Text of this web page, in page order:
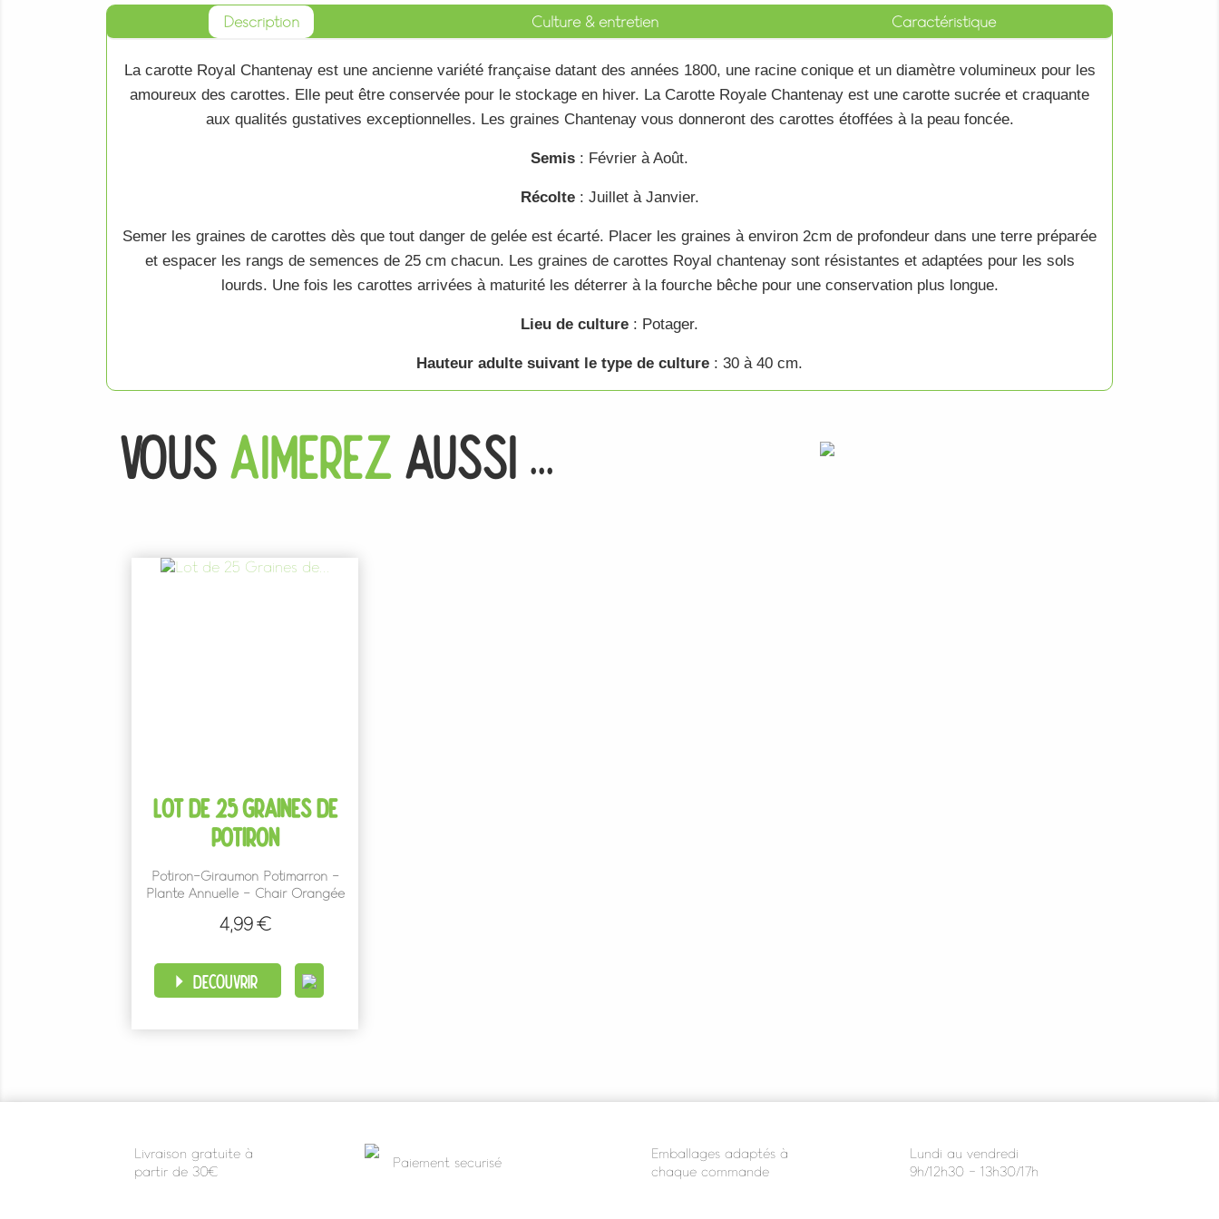
Description Culture & entretien Caractéristique
La carotte Royal Chantenayest une ancienne variétéfrançaise datant des années 1800, une racine conique et un diamètre volumineux pour les
amoureux des carottes. Elle peut être conservée pour le stockage en hiver. La Carotte Royale Chantenay est une carotte sucrée et craquante
aux qualités gustatives exceptionnelles. Les graines Chantenayvous donneront des carottes étoffées à la peau foncée.
Semis : Février à Août.
Récolte : Juillet à Janvier.
Semer les graines de carottes dès que tout danger de gelée est écarté. Placer les graines à environ 2cm de profondeur dans une terre préparée
et espacer les rangs de semences de 25 cm chacun. Les graines de carottes Royal chantenaysont résistantes et adaptées pour les sols
lourds. Une fois les carottes arrivées à maturité les déterrer à la fourche bêche pour une conservation plus longue.
Lieu de culture : Potager.
Hauteur adulte suivant le type de culture : 30 à 40 cm.
Vous Aimerez Aussi ...
LOT DE 25 GRAINES DE
POTIRON
Potiron-Giraumon Potimarron -
Plante Annuelle - Chair Orangée
Prix
4,99 €
DÉCOUVRIR
Livraison gratuite à
partir de 30€
Paiement securisé
Emballages adaptés à
chaque commande
Lundi au vendredi
9h/12h30 - 13h30/17h